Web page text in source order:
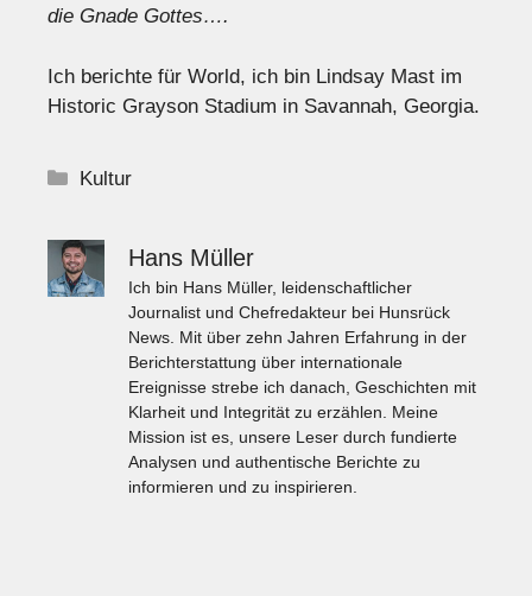
die Gnade Gottes….
Ich berichte für World, ich bin Lindsay Mast im
Historic Grayson Stadium in Savannah, Georgia.
Kategorien
Kultur
Hans Müller
Ich bin Hans Müller, leidenschaftlicher
Journalist und Chefredakteur bei Hunsrück
News. Mit über zehn Jahren Erfahrung in der
Berichterstattung über internationale
Ereignisse strebe ich danach, Geschichten mit
Klarheit und Integrität zu erzählen. Meine
Mission ist es, unsere Leser durch fundierte
Analysen und authentische Berichte zu
informieren und zu inspirieren.